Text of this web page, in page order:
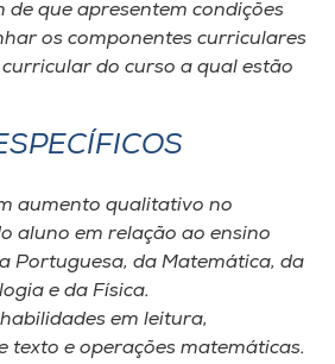
de que apresentem condições
os componentes curriculares
do curso a qual estão
aumento qualitativo no
aluno em relação ao ensino
Portuguesa, da Matemática, da
e da Física.
em leitura,
texto e operações matemáticas.